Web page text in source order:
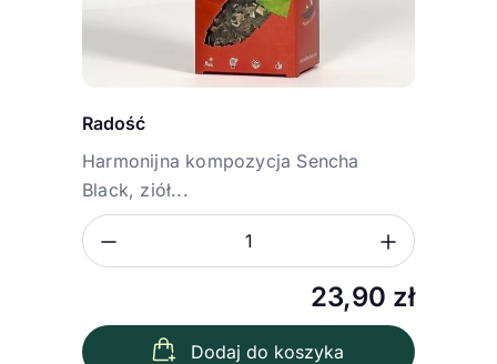
Radość
Harmonijna kompozycja Sencha
Black, ziół...
23,90 zł
Zmniejsz ilość
Dodaj do koszyka